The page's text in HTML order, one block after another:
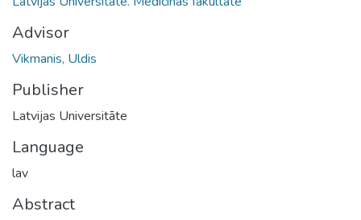
Advisor
Vikmanis, Uldis
Publisher
Latvijas Universitāte
Language
lav
Abstract